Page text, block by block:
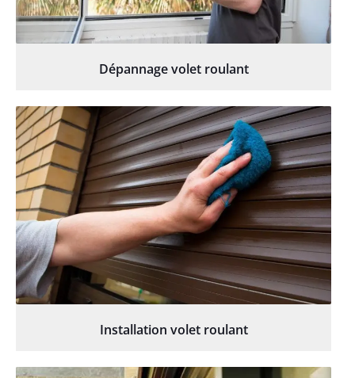
Dépannage volet roulant
Installation volet roulant